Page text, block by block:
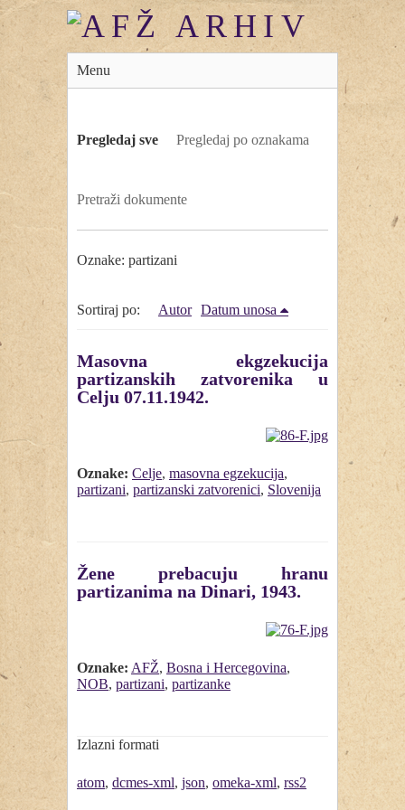
Menu
Pregledaj sve Pregledaj po oznakama
Pretraži dokumente
Oznake: partizani
Sortiraj po: Autor Datum unosa
Masovna ekgzekucija
partizanskih zatvorenika u
Celju 07.11.1942.
Oznake: Celje, masovna egzekucija,
partizani, partizanski zatvorenici, Slovenija
Žene prebacuju hranu
partizanima na Dinari, 1943.
Oznake: AFŽ, Bosna i Hercegovina,
NOB, partizani, partizanke
Izlazni formati
atom, dcmes-xml, json, omeka-xml, rss2